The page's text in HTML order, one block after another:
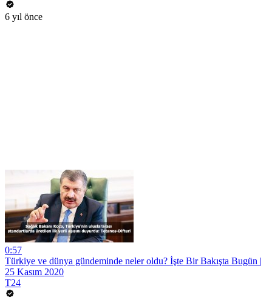
6 yıl önce
0:57
Türkiye ve dünya gündeminde neler oldu? İşte Bir Bakışta Bugün |
25 Kasım 2020
T24